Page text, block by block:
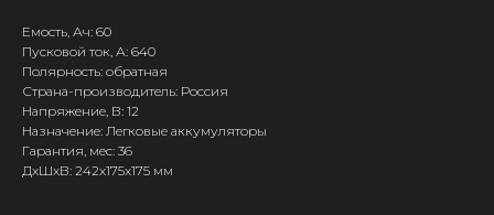
Емость, Ач: 60
Пусковой ток, А: 640
Полярность: обратная
Страна-производитель: Россия
Напряжение, В: 12
Назначение: Легковые аккумуляторы
Гарантия, мес: 36
ДxШxВ: 242x175x175 мм